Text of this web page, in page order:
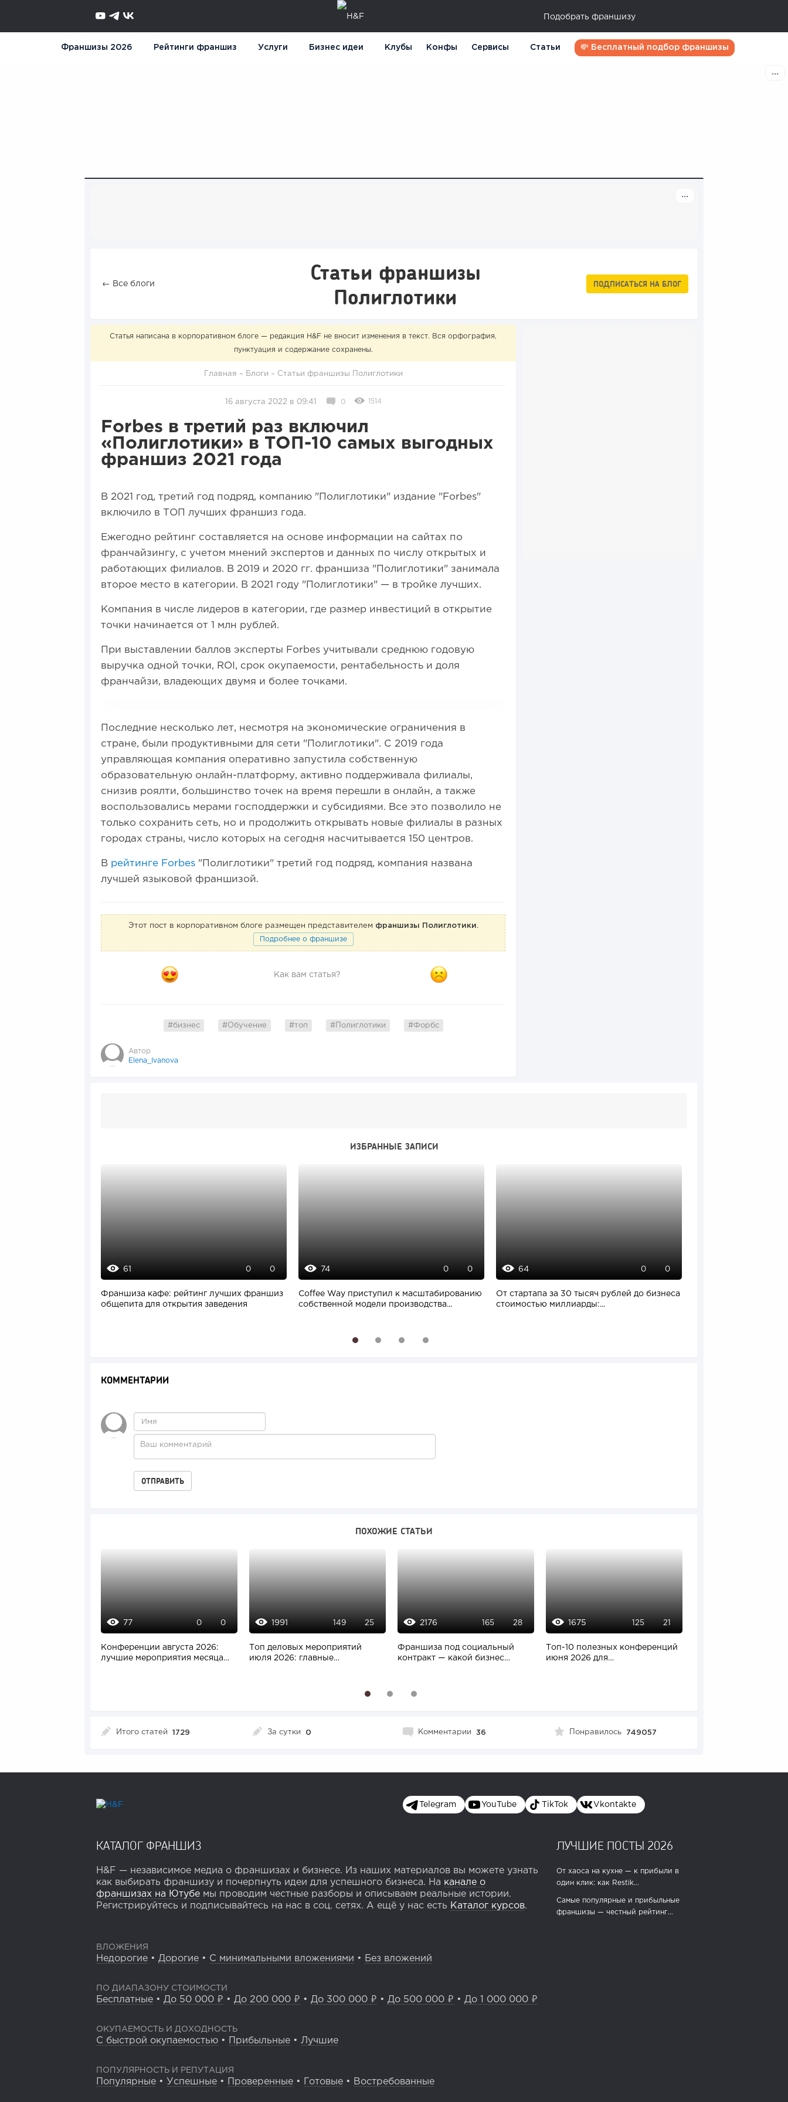
Подобрать франшизу
Франшизы 2026 Рейтинги франшиз Услуги Бизнес идеи Клубы Конфы Сервисы Статьи 💸 Бесплатный подбор франшизы
← Все блоги
Статьи франшизы
Полиглотики
ПОДПИСАТЬСЯ НА БЛОГ
Статья написана в корпоративном блоге — редакция H&F не вносит изменения в текст. Вся орфография,
пунктуация и содержание сохранены.
Главная – Блоги – Статьи франшизы Полиглотики
16 августа 2022 в 09:41 0 1514
Forbes в третий раз включил
«Полиглотики» в ТОП-10 самых выгодных
франшиз 2021 года
В 2021 год, третий год подряд, компанию "Полиглотики" издание "Forbes"
включило в ТОП лучших франшиз года.
Ежегодно рейтинг составляется на основе информации на сайтах по
франчайзингу, с учетом мнений экспертов и данных по числу открытых и
работающих филиалов. В 2019 и 2020 гг. франшиза "Полиглотики" занимала
второе место в категории. В 2021 году "Полиглотики" — в тройке лучших.
Компания в числе лидеров в категории, где размер инвестиций в открытие
точки начинается от 1 млн рублей.
При выставлении баллов эксперты Forbes учитывали среднюю годовую
выручка одной точки, ROI, срок окупаемости, рентабельность и доля
франчайзи, владеющих двумя и более точками.
Последние несколько лет, несмотря на экономические ограничения в
стране, были продуктивными для сети "Полиглотики". С 2019 года
управляющая компания оперативно запустила собственную
образовательную онлайн-платформу, активно поддерживала филиалы,
снизив роялти, большинство точек на время перешли в онлайн, а также
воспользовались мерами господдержки и субсидиями. Все это позволило не
только сохранить сеть, но и продолжить открывать новые филиалы в разных
городах страны, число которых на сегодня насчитывается 150 центров.
В рейтинге Forbes "Полиглотики" третий год подряд, компания названа
лучшей языковой франшизой.
Этот пост в корпоративном блоге размещен представителем франшизы Полиглотики.
Подробнее о франшизе
Как вам статья?
#бизнес #Обучение #топ #Полиглотики #Форбс
Автор
Elena_Ivanova
ИЗБРАННЫЕ ЗАПИСИ
61 0 0
Франшиза кафе: рейтинг лучших франшиз
общепита для открытия заведения
74 0 0
Coffee Way приступил к масштабированию
собственной модели производства...
64 0 0
От стартапа за 30 тысяч рублей до бизнеса
стоимостью миллиарды:...
1 2 3 4
КОММЕНТАРИИ
ПОХОЖИЕ СТАТЬИ
77 0 0
Конференции августа 2026:
лучшие мероприятия месяца
1991 149 25
Топ деловых мероприятий
июля 2026: главные
2176 165 28
Франшиза под социальный
контракт — какой бизнес
1675 125 21
Топ-10 полезных конференций
июня 2026 для
2 3
Итого статей 1729 За сутки 0 Комментарии 36 Понравилось 749057
Telegram YouTube TikTok Vkontakte
КАТАЛОГ ФРАНШИЗ
H&F — независимое медиа о франшизах и бизнесе. Из наших материалов вы можете узнать
как выбирать франшизу и почерпнуть идеи для успешного бизнеса. На канале о
франшизах на Ютубе мы проводим честные разборы и описываем реальные истории.
Регистрируйтесь и подписывайтесь на нас в соц. сетях. А ещё у нас есть Каталог курсов.
ЛУЧШИЕ ПОСТЫ 2026
От хаоса на кухне — к прибыли в
один клик: как Restik...
Самые популярные и прибыльные
франшизы — честный рейтинг...
ВЛОЖЕНИЯ
Недорогие • Дорогие • С минимальными вложениями • Без вложений
ПО ДИАПАЗОНУ СТОИМОСТИ
Бесплатные • До 50 000 ₽ • До 200 000 ₽ • До 300 000 ₽ • До 500 000 ₽ • До 1 000 000 ₽
ОКУПАЕМОСТЬ И ДОХОДНОСТЬ
С быстрой окупаемостью • Прибыльные • Лучшие
ПОПУЛЯРНОСТЬ И РЕПУТАЦИЯ
Популярные • Успешные • Проверенные • Готовые • Востребованные